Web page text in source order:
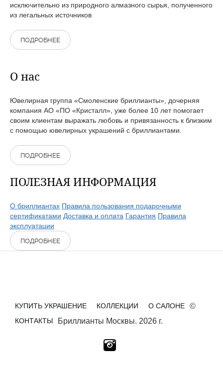
исключительно из природного алмазного сырья, полученного
из легальных источников
ПОДРОБНЕЕ
О нас
Ювелирная группа «Смоленские бриллианты», дочерняя
компания АО «ПО «Кристалл», уже более 10 лет помогает
своим клиентам выражать любовь и привязанность к близким
с помощью ювелирных украшений с бриллиантами.
ПОДРОБНЕЕ
ПОЛЕЗНАЯ ИНФОРМАЦИЯ
О бриллиантах Правила пользования подарочными
сертификатами Доставка и оплата Гарантия Правила
эксплуатации
ПОДРОБНЕЕ
КУПИТЬ УКРАШЕНИЕ КОЛЛЕКЦИИ
О САЛОНЕ
КОНТАКТЫ
©
Бриллианты Москвы. 2026 г.